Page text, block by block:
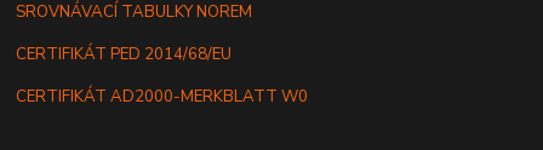
SROVNÁVACÍ TABULKY NOREM
CERTIFIKÁT PED 2014/68/EU
CERTIFIKÁT AD2000-MERKBLATT W0